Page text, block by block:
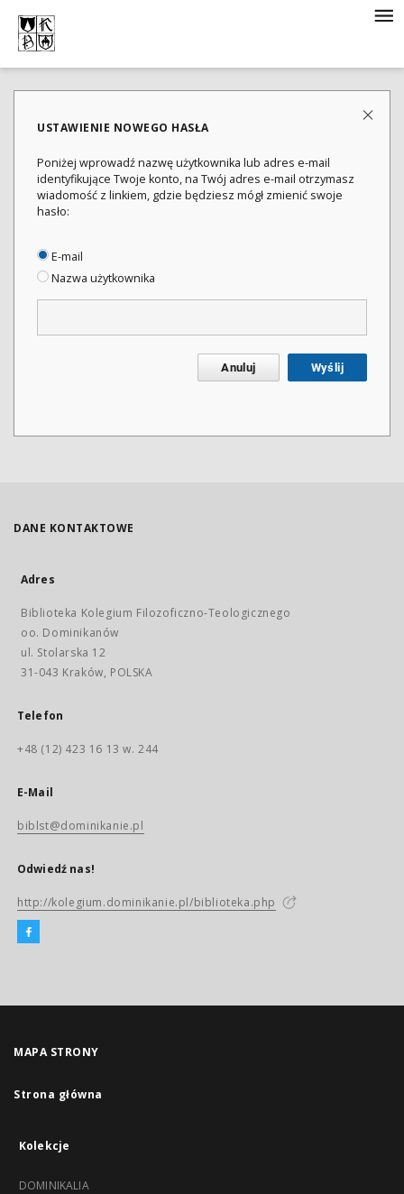
USTAWIENIE NOWEGO HASŁA
Poniżej wprowadź nazwę użytkownika lub adres e-mail
identyfikujące Twoje konto, na Twój adres e-mail otrzymasz
wiadomość z linkiem, gdzie będziesz mógł zmienić swoje
hasło:
E-mail
Nazwa użytkownika
Anuluj Wyślij
DANE KONTAKTOWE
Adres
Biblioteka Kolegium Filozoficzno-Teologicznego
oo. Dominikanów
ul. Stolarska 12
31-043 Kraków, POLSKA
Telefon
+48 (12) 423 16 13 w. 244
E-Mail
biblst@dominikanie.pl
Odwiedź nas!
http://kolegium.dominikanie.pl/biblioteka.php
MAPA STRONY
Strona główna
Kolekcje
DOMINIKALIA